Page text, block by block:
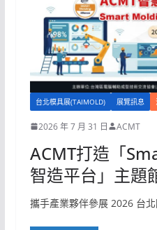
台北模具展(TAIMOLD) 展覽訊息
2026 年 7 月 31 日 ACMT
ACMT打造「
智造平台」主題
攜手產業夥伴參展 2026 台